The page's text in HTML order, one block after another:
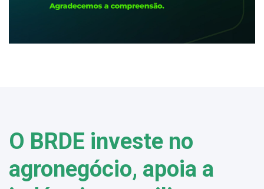
O BRDE investe no
agronegócio, apoia a